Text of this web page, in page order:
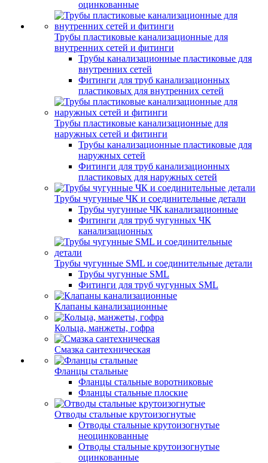
оцинкованные
Трубы пластиковые канализационные для
внутренних сетей и фитинги
Трубы канализационные пластиковые для
внутренних сетей
Фитинги для труб канализационных
пластиковых для внутренних сетей
Трубы пластиковые канализационные для
наружных сетей и фитинги
Трубы канализационные пластиковые для
наружных сетей
Фитинги для труб канализационных
пластиковых для наружных сетей
Трубы чугунные ЧК и соединительные детали
Трубы чугунные ЧК канализационные
Фитинги для труб чугунных ЧК
канализационных
Трубы чугунные SML и соединительные детали
Трубы чугунные SML
Фитинги для труб чугунных SML
Клапаны канализационные
Кольца, манжеты, гофра
Смазка сантехническая
Фланцы стальные
Фланцы стальные воротниковые
Фланцы стальные плоские
Отводы стальные крутоизогнутые
Отводы стальные крутоизогнутые
неоцинкованные
Отводы стальные крутоизогнутые
оцинкованные